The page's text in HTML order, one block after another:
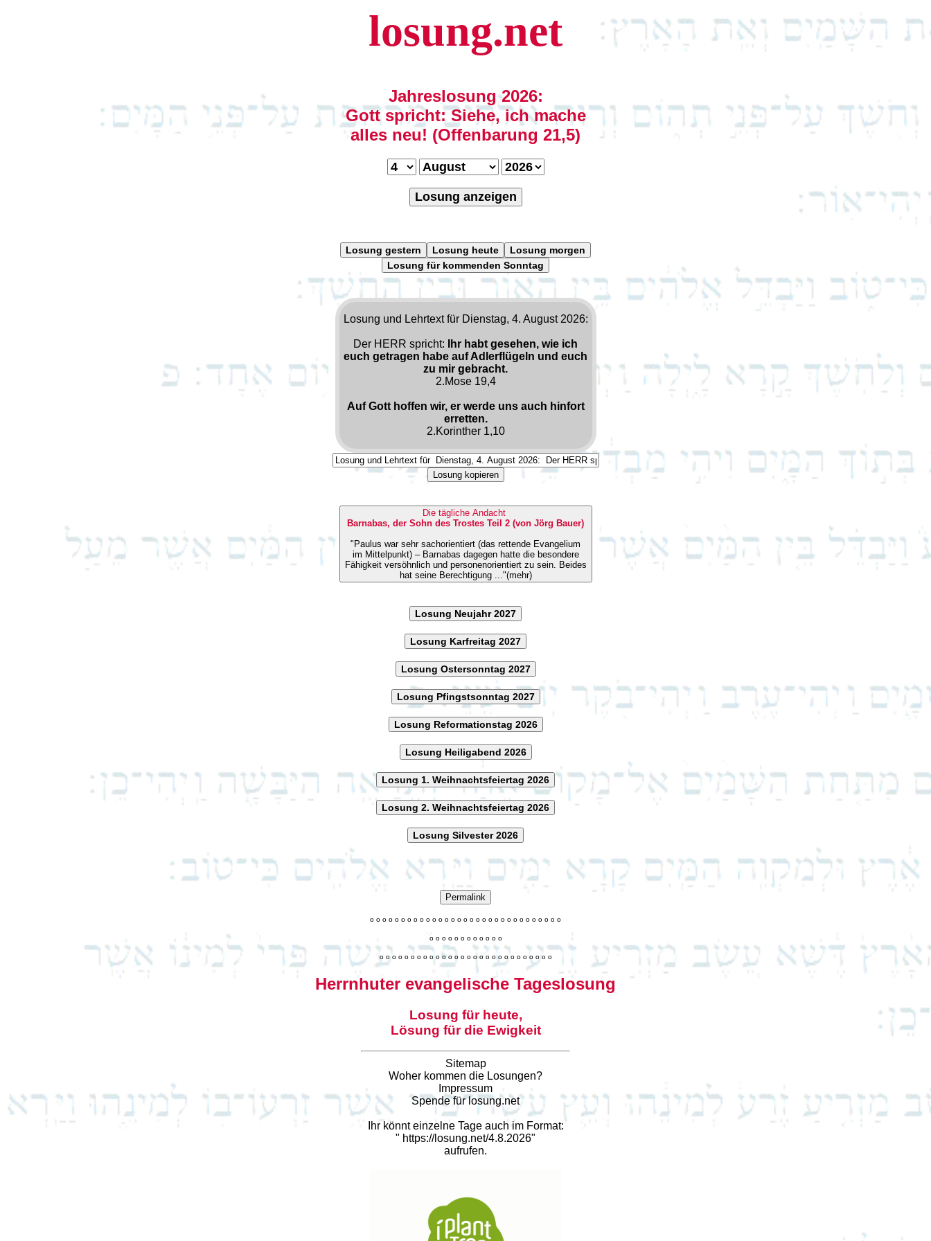
losung.net
Jahreslosung 2026:
Gott spricht: Siehe, ich mache
alles neu! (Offenbarung 21,5)
Losung anzeigen
Losung gestern Losung heute
Losung morgen
Losung für kommenden Sonntag
Losung und Lehrtext für Dienstag, 4. August 2026:
Der HERR spricht:
Ihr habt gesehen, wie ich
euch getragen habe auf Adlerflügeln und euch
zu mir gebracht.
2.Mose 19,4
Auf Gott hoffen wir, er werde uns auch hinfort
erretten.
2.Korinther 1,10
Losung kopieren
Die tägliche Andacht
Barnabas, der Sohn des Trostes Teil 2 (von Jörg Bauer)
"Paulus war sehr sachorientiert (das rettende Evangelium
im Mittelpunkt) – Barnabas dagegen hatte die besondere
Fähigkeit versöhnlich und personenorientiert zu sein. Beides
hat seine Berechtigung ..."(mehr)
Losung Neujahr 2027
Losung Karfreitag 2027
Losung Ostersonntag 2027
Losung Pfingstsonntag 2027
Losung Reformationstag 2026
Losung Heiligabend 2026
Losung 1. Weihnachtsfeiertag 2026
Losung 2. Weihnachtsfeiertag 2026
Losung Silvester 2026
Permalink
o o o o o o o o o o o o o o o o o o o o o o o o o o o o o o o
o o o o o o o o o o o o
o o o o o o o o o o o o o o o o o o o o o o o o o o o o
Herrnhuter evangelische Tageslosung
Losung für heute,
Lösung für die Ewigkeit
Sitemap
Woher kommen die Losungen?
Impressum
Spende für losung.net
Ihr könnt einzelne Tage auch im Format:
" https://losung.net/4.8.2026"
aufrufen.